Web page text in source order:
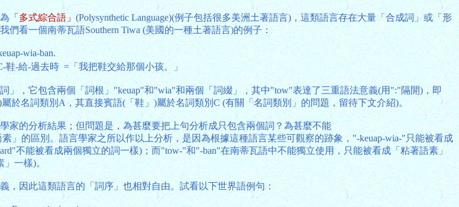
「多式綜合語」(Polysynthetic Language)(例子包括很多美洲土著語言)，這類語言存在大量「合成詞」或「形
看一個南蒂瓦語Southern Tiwa (美國的一種土著語言)的例子：
wia-ban.
鞋-給-過去時 =「我把鞋交給那個小孩。」
」，它包含兩個「詞根」"keuap"和"wia"和兩個「詞綴」，其中"tow"表達了三重語法意義(用":"隔開)，即
於名詞類別A，其直接賓語(「鞋」)屬於名詞類別C (有關「名詞類別」的問題，留待下文介紹)。
家的分析結果；但問題是，為甚麼要把上句分析成只包含兩個詞？為甚麼不能
」的區別。語言學家之所以作以上分析，是因為根據這種語言某些可觀察的跡象，"-keuap-wia-"只能被看成
不能被看成兩個獨立的詞一樣)；而"tow-"和"-ban"在南蒂瓦語中不能獨立使用，只能被看成「粘著語素」
」一樣)。
，因此這類語言的「詞序」也相對自由。試看以下世界語例句：